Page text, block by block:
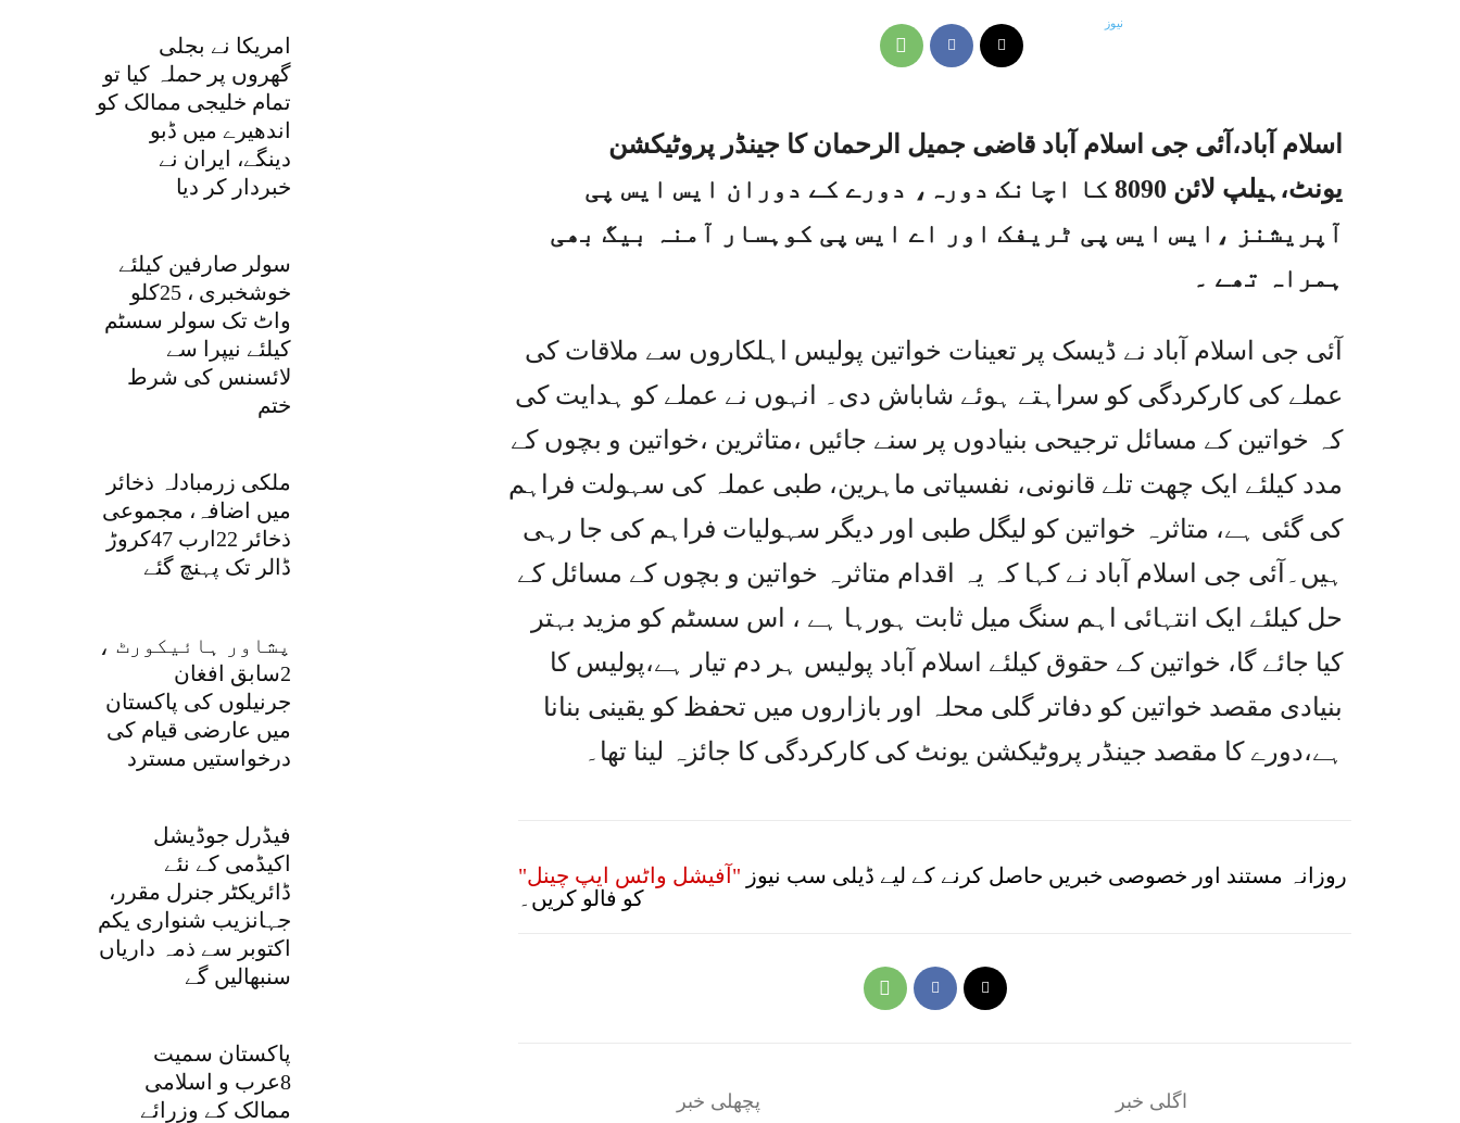
امریکا نے بجلی
گھروں پر حملہ کیا تو
تمام خلیجی ممالک کو
اندھیرے میں ڈبو
دینگے، ایران نے
خبردار کر دیا
سولر صارفین کیلئے
خوشخبری ، 25کلو
واٹ تک سولر سسٹم
کیلئے نیپرا سے
لائسنس کی شرط
ختم
ملکی زرمبادلہ ذخائر
میں اضافہ، مجموعی
ذخائر 22ارب 47کروڑ
ڈالر تک پہنچ گئے
پشاور ہائیکورٹ ،
2سابق افغان
جرنیلوں کی پاکستان
میں عارضی قیام کی
درخواستیں مسترد
فیڈرل جوڈیشل
اکیڈمی کے نئے
ڈائریکٹر جنرل مقرر،
جہانزیب شنواری یکم
اکتوبر سے ذمہ داریاں
سنبھالیں گے
پاکستان سمیت
8عرب و اسلامی
ممالک کے وزرائے
اسلام آباد،آئی جی اسلام آباد قاضی جمیل الرحمان کا جینڈر پروٹیکشن
یونٹ،ہیلپ لائن 8090 کا اچانک دورہ، دورے کے دوران ایس ایس پی
آپریشنز ،ایس ایس پی ٹریفک اور اے ایس پی کوہسار آمنہ بیگ بھی
ہمراہ تھے ۔
آئی جی اسلام آباد نے ڈیسک پر تعینات خواتین پولیس اہلکاروں سے ملاقات کی
عملے کی کارکردگی کو سراہتے ہوئے شاباش دی۔ انہوں نے عملے کو ہدایت کی
کہ خواتین کے مسائل ترجیحی بنیادوں پر سنے جائیں ،متاثرین ،خواتین و بچوں کے
مدد کیلئے ایک چھت تلے قانونی، نفسیاتی ماہرین، طبی عملہ کی سہولت فراہم
کی گئی ہے، متاثرہ خواتین کو لیگل طبی اور دیگر سہولیات فراہم کی جا رہی
ہیں۔آئی جی اسلام آباد نے کہا کہ یہ اقدام متاثرہ خواتین و بچوں کے مسائل کے
حل کیلئے ایک انتہائی اہم سنگ میل ثابت ہورہا ہے ، اس سسٹم کو مزید بہتر
کیا جائے گا، خواتین کے حقوق کیلئے اسلام آباد پولیس ہر دم تیار ہے،پولیس کا
بنیادی مقصد خواتین کو دفاتر گلی محلہ اور بازاروں میں تحفظ کو یقینی بنانا
ہے،دورے کا مقصد جینڈر پروٹیکشن یونٹ کی کارکردگی کا جائزہ لینا تھا۔
روزانہ مستند اور خصوصی خبریں حاصل کرنے کے لیے ڈیلی سب نیوز "آفیشل واٹس ایپ چینل"
کو فالو کریں۔
پچھلی خبر
اگلی خبر